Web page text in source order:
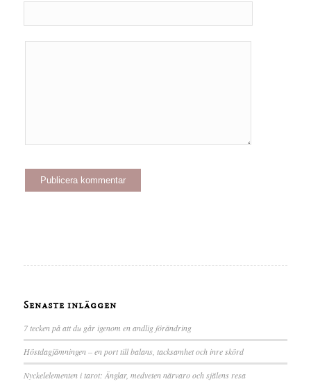
Senaste inläggen
7 tecken på att du går igenom en andlig förändring
Höstdagjämningen – en port till balans, tacksamhet och inre skörd
Nyckelelementen i tarot: Änglar, medveten närvaro och själens resa